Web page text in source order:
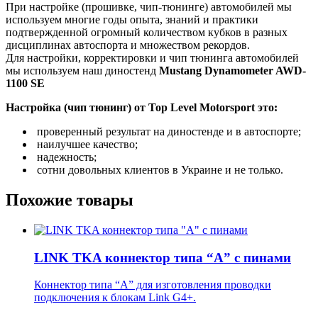
При настройке (прошивке, чип-тюнинге) автомобилей мы
используем многие годы опыта, знаний и практики
подтвержденной огромный количеством кубков в разных
дисциплинах автоспорта и множеством рекордов.
Для настройки, корректировки и чип тюнинга автомобилей
мы используем наш диностенд Mustang Dynamometer AWD-
1100 SE
Настройка (чип тюнинг) от Top Level Motorsport это:
проверенный результат на диностенде и в автоспорте;
наилучшее качество;
надежность;
сотни довольных клиентов в Украине и не только.
Похожие товары
LINK TKA коннектор типа “А” с пинами
Коннектор типа “А” для изготовления проводки
подключения к блокам Link G4+.